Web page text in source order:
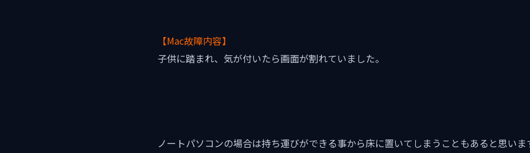
【Mac故障内容】
子供に踏まれ、気が付いたら画面が割れていました。
ノートパソコンの場合は持ち運びができる事から床に置いてしまうこともあると思い